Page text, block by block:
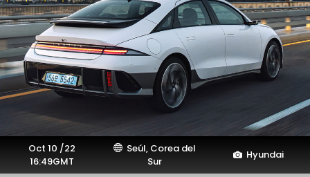
Oct 10 /22
16:49GMT
Seúl, Corea del
Sur
Hyundai